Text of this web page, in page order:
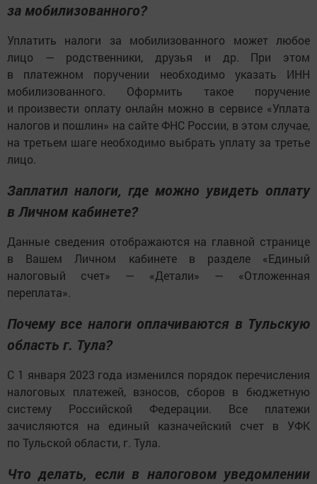
за мобилизованного?
Уплатить налоги за мобилизованного может любое
лицо — родственники, друзья и др. При этом
в платежном поручении необходимо указать ИНН
мобилизованного. Оформить такое поручение
и произвести оплату онлайн можно в сервисе «Уплата
налогов и пошлин» на сайте ФНС России, в этом случае,
на третьем шаге необходимо выбрать уплату за третье
лицо.
Заплатил налоги, где можно увидеть оплату
в Личном кабинете?
Данные сведения отображаются на главной странице
в Вашем Личном кабинете в разделе «Единый
налоговый счет» — «Детали» — «Отложенная
переплата».
Почему все налоги оплачиваются в Тульскую
область г. Тула?
С 1 января 2023 года изменился порядок перечисления
налоговых платежей, взносов, сборов в бюджетную
систему Российской Федерации. Все платежи
зачисляются на единый казначейский счет в УФК
по Тульской области, г. Тула.
Что делать, если в налоговом уведомлении